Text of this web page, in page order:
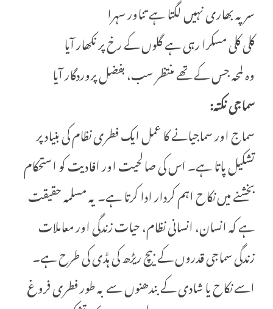
سر پہ بھاری نہیں لگتا ہے تناور سہرا
کلی کلی مسکرا رہی ہے گلوں کے رخ پر نکھار آیا
وہ لمحہ جس کے تھے منتظر سب، بفضل پروردگار آیا
سماجی نکتہ:
سماج اور سماجیانے کا عمل ایک فطری نظام کی بنیاد پر
تشکیل پاتا ہے۔ اس کی صالحیت اور افادیت کو استحکام
بخشنے میں نکاح اہم کردار ادا کرتا ہے۔ یہ مسلمہ حقیقت
ہے کہ انسان، انسانی نظام، حیات زندگی اور معاملات
زندگی سماجی قدروں کے بیچ ریڑھ کی ہڈی کی طرح ہے۔
اسے نکاح یا شادی کے بندھنوں سے بہ طور فطری فروغ